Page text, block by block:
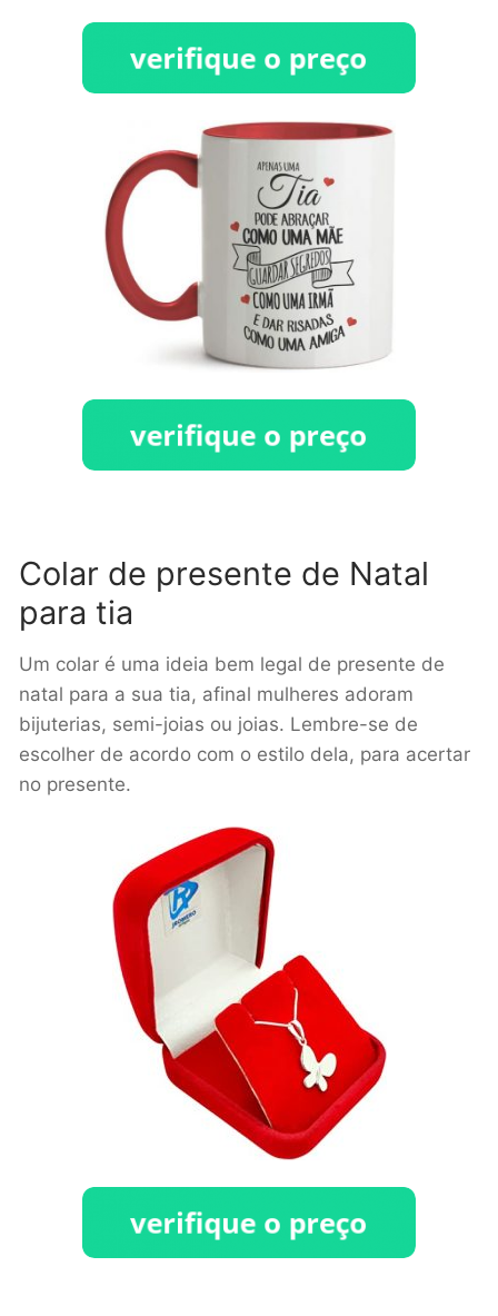
Colar de presente de Natal
para tia
Um colar é uma ideia bem legal de presente de
natal para a sua tia, afinal mulheres adoram
bijuterias, semi-joias ou joias. Lembre-se de
escolher de acordo com o estilo dela, para acertar
no presente.